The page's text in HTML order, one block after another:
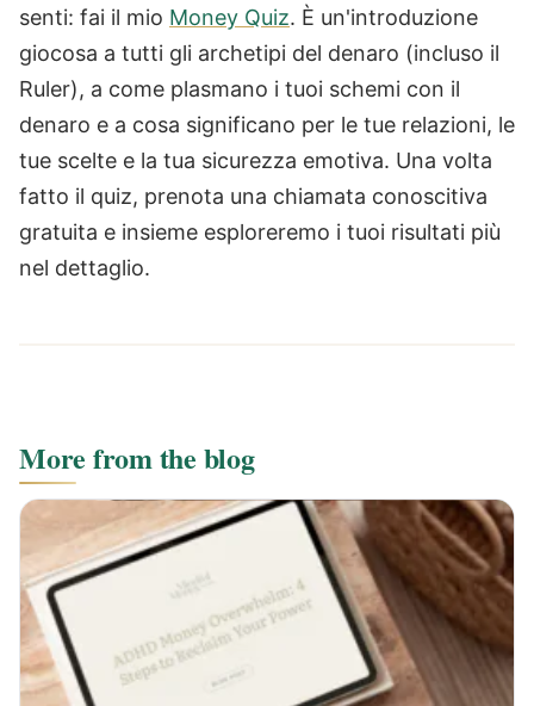
senti: fai il mio Money Quiz. È un'introduzione
giocosa a tutti gli archetipi del denaro (incluso il
Ruler), a come plasmano i tuoi schemi con il
denaro e a cosa significano per le tue relazioni, le
tue scelte e la tua sicurezza emotiva. Una volta
fatto il quiz, prenota una chiamata conoscitiva
gratuita e insieme esploreremo i tuoi risultati più
nel dettaglio.
More from the blog